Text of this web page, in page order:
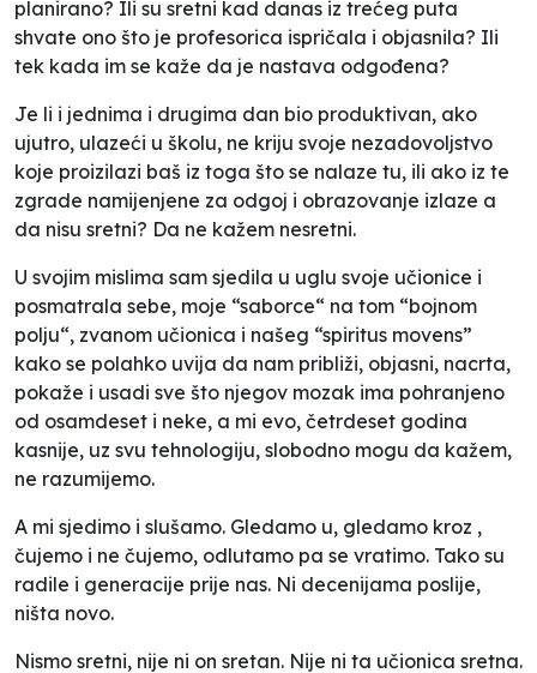
planirano? Ili su sretni kad danas iz trećeg puta
shvate ono što je profesorica ispričala i objasnila? Ili
tek kada im se kaže da je nastava odgođena?
Je li i jednima i drugima dan bio produktivan, ako
ujutro, ulazeći u školu, ne kriju svoje nezadovoljstvo
koje proizilazi baš iz toga što se nalaze tu, ili ako iz te
zgrade namijenjene za odgoj i obrazovanje izlaze a
da nisu sretni? Da ne kažem nesretni.
U svojim mislima sam sjedila u uglu svoje učionice i
posmatrala sebe, moje “saborce“ na tom “bojnom
polju“, zvanom učionica i našeg “spiritus movens”
kako se polahko uvija da nam približi, objasni, nacrta,
pokaže i usadi sve što njegov mozak ima pohranjeno
od osamdeset i neke, a mi evo, četrdeset godina
kasnije, uz svu tehnologiju, slobodno mogu da kažem,
ne razumijemo.
A mi sjedimo i slušamo. Gledamo u, gledamo kroz ,
čujemo i ne čujemo, odlutamo pa se vratimo. Tako su
radile i generacije prije nas. Ni decenijama poslije,
ništa novo.
Nismo sretni, nije ni on sretan. Nije ni ta učionica sretna.